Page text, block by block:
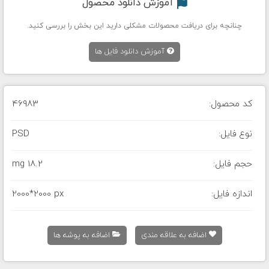
آموزش دانلود محصول
چنانچه برای دریافت محصولات مشکلی دارید این بخش را بررسی کنید.
آموزش دانلود فایل ها
کد محصول: 46983
نوع فایل: PSD
حجم فایل: 18.2 mg
اندازه فایل: 2000*2000 px
اضافه به علاقه مندی اضافه به پوشه ها